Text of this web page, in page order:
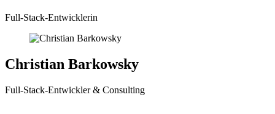
Full-Stack-Entwicklerin
Christian Barkowsky
Full-Stack-Entwickler & Consulting